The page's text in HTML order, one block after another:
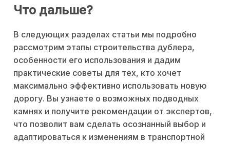
Что дальше?
В следующих разделах статьи мы подробно
рассмотрим этапы строительства дублера,
особенности его использования и дадим
практические советы для тех, кто хочет
максимально эффективно использовать новую
дорогу. Вы узнаете о возможных подводных
камнях и получите рекомендации от экспертов,
что позволит вам сделать осознанный выбор и
адаптироваться к изменениям в транспортной